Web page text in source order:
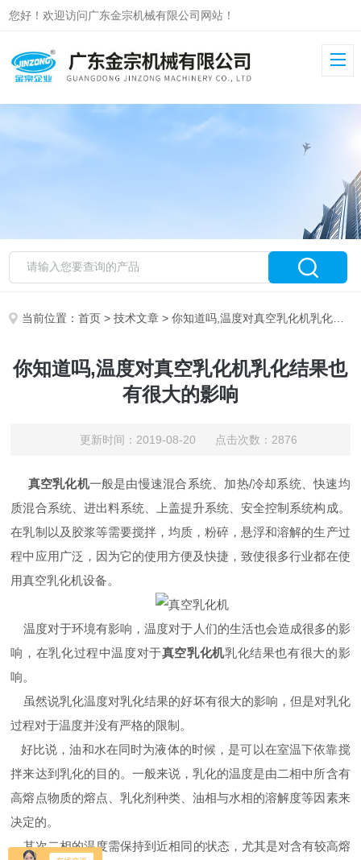
您好！欢迎访问广东金宗机械有限公司网站！
当前位置：首页 >技术文章 > 你知道吗,温度对真空乳化机乳化结果也有很大的影响
你知道吗,温度对真空乳化机乳化结果也
有很大的影响
更新时间：2019-08-20 点击次数：2876
真空乳化机一般是由慢速混合系统、加热/冷却系统、快速均
质混合系统、进出料系统、上盖提升系统、安全控制系统构成。
在乳制以及胶浆等需要搅拌，均质，粉碎，悬浮和溶解的生产过
程中应用广泛，因为它的使用方便及快捷，致使很多行业都在使
用真空乳化机设备。
温度对于环境有影响，温度对于人们的生活也会造成很多的影
响，在乳化过程中温度对于真空乳化机乳化结果也有很大的影
响。
虽然说乳化温度对乳化结果的好坏有很大的影响，但是对乳化
过程对于温度并没有严格的限制。
好比说，油和水在同时为液体的时候，是可以在室温下依靠搅
拌来达到乳化的目的。一般来说，乳化的温度是由二相中所含有
高熔点物质的熔点、乳化剂种类、油相与水相的溶解度等因素来
决定的。
其次二相的温度需保持到近相同的状态，尤其是对含有较高熔